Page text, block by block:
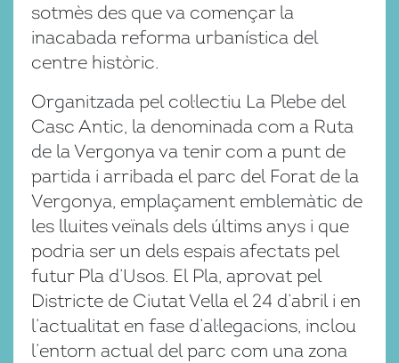
sotmès des que va començar la
inacabada reforma urbanística del
centre històric.
Organitzada pel col·lectiu La Plebe del
Casc Antic, la denominada com a Ruta
de la Vergonya va tenir com a punt de
partida i arribada el parc del Forat de la
Vergonya, emplaçament emblemàtic de
les lluites veïnals dels últims anys i que
podria ser un dels espais afectats pel
futur Pla d’Usos. El Pla, aprovat pel
Districte de Ciutat Vella el 24 d’abril i en
l’actualitat en fase d’al·legacions, inclou
l’entorn actual del parc com una zona